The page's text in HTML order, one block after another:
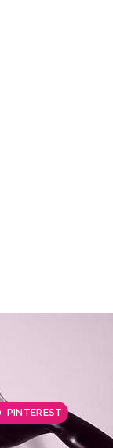
PINTEREST